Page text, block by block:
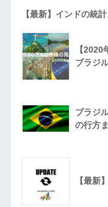
【最新】インドの統
【
ブラジ
ブラジ
の行方
【最新